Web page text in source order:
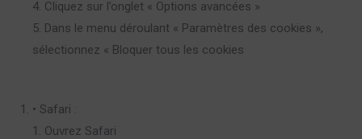
4. Cliquez sur l’onglet « Options avancées »
5. Dans le menu déroulant « Paramètres des cookies »,
sélectionnez « Bloquer tous les cookies
• Safari :
1. Ouvrez Safari